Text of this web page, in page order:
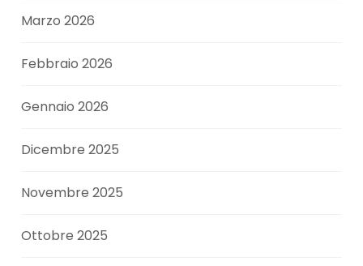
Marzo 2026
Febbraio 2026
Gennaio 2026
Dicembre 2025
Novembre 2025
Ottobre 2025